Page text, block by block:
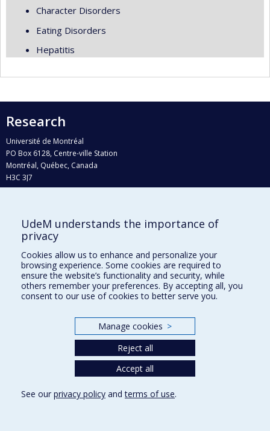
Character Disorders
Eating Disorders
Hepatitis
Research
Université de Montréal
PO Box 6128, Centre-ville Station
Montréal, Québec, Canada
H3C 3J7
Who does what?
Find us
Site map
Accessibility
UdeM understands the importance of
privacy
Cookies allow us to enhance and personalize your
browsing experience. Some cookies are required to
ensure the website’s functionality and security, while
others remember your preferences. By accepting all, you
consent to our use of cookies to better serve you.
Manage cookies >
Reject all
Accept all
See our privacy policy andterms of use.